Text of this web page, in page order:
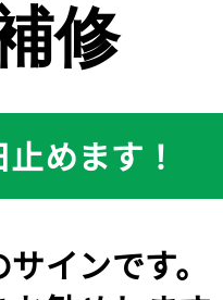
修
めます！
サインです。